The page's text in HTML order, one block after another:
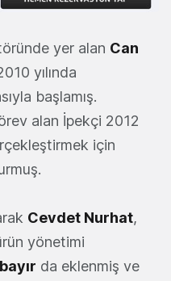
yer alan Can
yılında
başlamış.
alan İpekçi 2012
için
Cevdet Nurhat,
yönetimi
da eklenmiş ve